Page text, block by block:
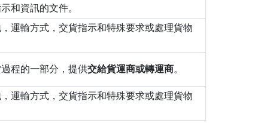
和資訊的文件。
，運輸方式，交貨指示和特殊要求或處理貨物
程的一部分，提供交給貨運商或轉運商。
運輸方式，交貨指示和特殊要求或處理貨物